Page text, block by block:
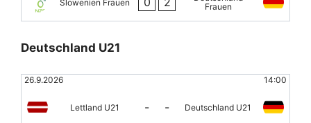
Slowenien Frauen
Frauen
Deutschland U21
26.9.2026 14:00
Lettland U21 - - Deutschland U21